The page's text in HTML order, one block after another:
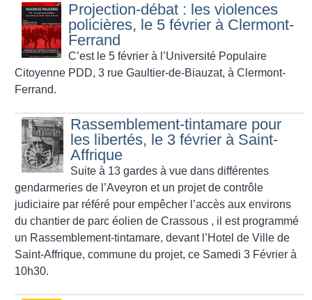
Projection-débat : les violences
policières, le 5 février à Clermont-
Ferrand
C’est le 5 février à l’Université Populaire
Citoyenne PDD, 3 rue Gaultier-de-Biauzat, à Clermont-
Ferrand.
Rassemblement-tintamare pour
les libertés, le 3 février à Saint-
Affrique
Suite à 13 gardes à vue dans différentes
gendarmeries de l’Aveyron et un projet de contrôle
judiciaire par référé pour empêcher l’accès aux environs
du chantier de parc éolien de Crassous , il est programmé
un Rassemblement-tintamare, devant l’Hotel de Ville de
Saint-Affrique, commune du projet, ce Samedi 3 Février à
10h30.